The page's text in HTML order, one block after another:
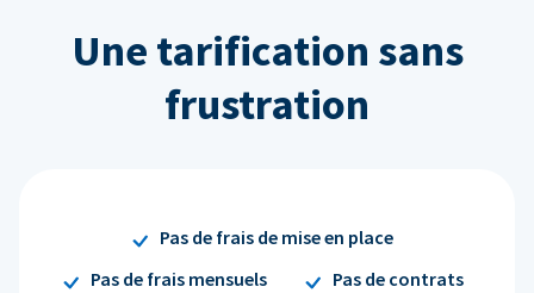
Une tarification sans
frustration
Pas de frais de mise en place
Pas de frais mensuels
Pas de contrats